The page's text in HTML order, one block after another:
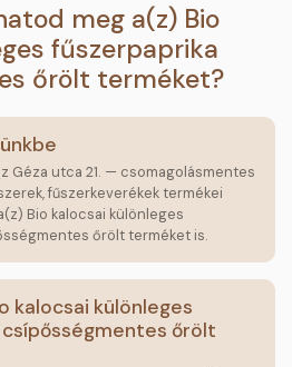
meg a(z) Bio
fűszerpaprika
őrölt terméket?
Géza utca 21. — csomagolásmentes
fűszerkeverékek termékei
Bio kalocsai különleges
őrölt terméket is.
kalocsai különleges
őrölt